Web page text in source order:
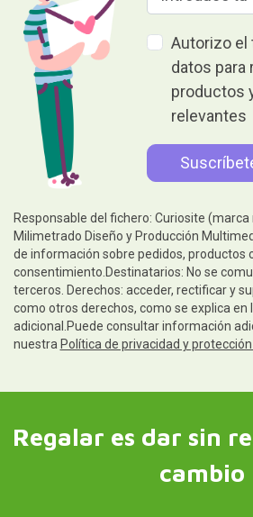
Autorizo el
datos para
productos
relevantes
Responsable del fichero: Curiosite
Milimetrado Diseño y Producción
de información sobre pedidos, productos
consentimiento.Destinatarios: No se
terceros. Derechos: acceder, rectificar y
como otros derechos, como se explica en
adicional.Puede consultar información
nuestra Política de privacidad y
Regalar es dar sin
cambio